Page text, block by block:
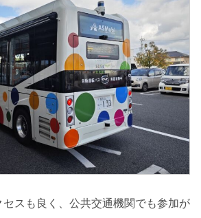
スも良く、公共交通機関でも参加が